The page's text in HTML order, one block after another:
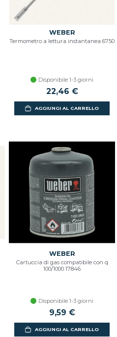
WEBER
Termometro a lettura instantanea 6750
Disponibile 1-3 giorni
22,46 €
AGGIUNGI AL CARRELLO
WEBER
Cartuccia di gas compatibile con q
100/1000 17846
Disponibile 1-3 giorni
9,59 €
AGGIUNGI AL CARRELLO